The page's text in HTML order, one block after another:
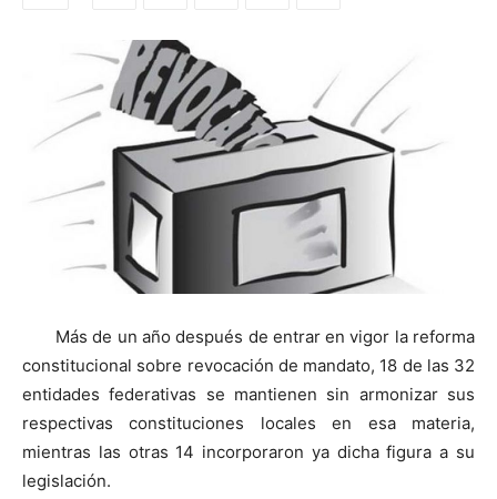
Más de un año después de entrar en vigor la reforma
constitucional sobre revocación de mandato, 18 de las 32
entidades federativas se mantienen sin armonizar sus
respectivas constituciones locales en esa materia,
mientras las otras 14 incorporaron ya dicha figura a su
legislación.